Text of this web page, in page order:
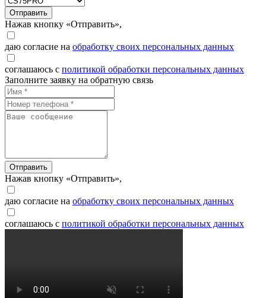
Отправить
Нажав кнопку «Отправить»,
даю согласие на обработку своих персональных данных
соглашаюсь с политикой обработки персональных данных
Заполните заявку на обратную связь
Отправить
Нажав кнопку «Отправить»,
даю согласие на обработку своих персональных данных
соглашаюсь с политикой обработки персональных данных